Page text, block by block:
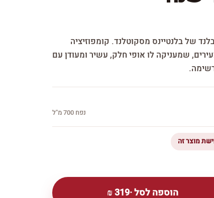
וויסקי בלנד של בלנטיינס מסקוטלנד. קומפוזיציה
שמעניקה לו אופי חלק, עשיר ומעודן עם
נפח 700 מ''ל
הוספה לסל ·319
₪